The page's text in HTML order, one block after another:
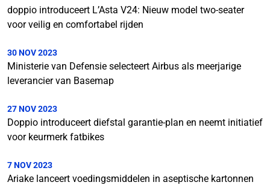
doppio introduceert L’Asta V24: Nieuw model two-seater
voor veilig en comfortabel rijden
30 NOV 2023
Ministerie van Defensie selecteert Airbus als meerjarige
leverancier van Basemap
27 NOV 2023
Doppio introduceert diefstal garantie-plan en neemt initiatief
voor keurmerk fatbikes
7 NOV 2023
Ariake lanceert voedingsmiddelen in aseptische kartonnen